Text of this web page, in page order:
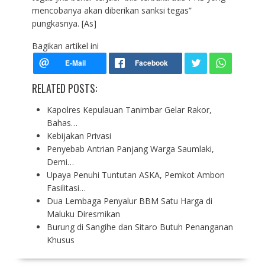
mencobanya akan diberikan sanksi tegas”
pungkasnya. [As]
Bagikan artikel ini
RELATED POSTS:
Kapolres Kepulauan Tanimbar Gelar Rakor,
Bahas…
Kebijakan Privasi
Penyebab Antrian Panjang Warga Saumlaki,
Demi…
Upaya Penuhi Tuntutan ASKA, Pemkot Ambon
Fasilitasi…
Dua Lembaga Penyalur BBM Satu Harga di
Maluku Diresmikan
Burung di Sangihe dan Sitaro Butuh Penanganan
Khusus